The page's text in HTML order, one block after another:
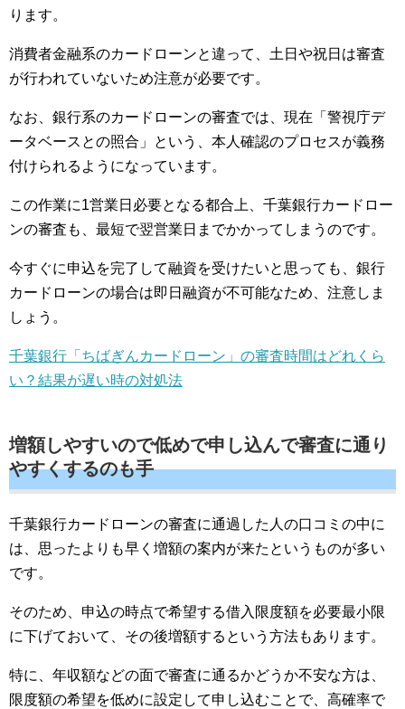
ります。
消費者金融系のカードローンと違って、土日や祝日は審査
が行われていないため注意が必要です。
なお、銀行系のカードローンの審査では、現在「警視庁デ
ータベースとの照合」という、本人確認のプロセスが義務
付けられるようになっています。
この作業に1営業日必要となる都合上、千葉銀行カードロー
ンの審査も、最短で翌営業日までかかってしまうのです。
今すぐに申込を完了して融資を受けたいと思っても、銀行
カードローンの場合は即日融資が不可能なため、注意しま
しょう。
千葉銀行「ちばぎんカードローン」の審査時間はどれくら
い？結果が遅い時の対処法
増額しやすいので低めで申し込んで審査に通り
やすくするのも手
千葉銀行カードローンの審査に通過した人の口コミの中に
は、思ったよりも早く増額の案内が来たというものが多い
です。
そのため、申込の時点で希望する借入限度額を必要最小限
に下げておいて、その後増額するという方法もあります。
特に、年収額などの面で審査に通るかどうか不安な方は、
限度額の希望を低めに設定して申し込むことで、高確率で